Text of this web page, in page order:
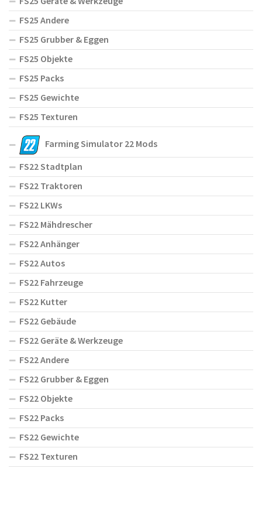
FS25 Andere
FS25 Grubber & Eggen
FS25 Objekte
FS25 Packs
FS25 Gewichte
FS25 Texturen
Farming Simulator 22 Mods
FS22 Stadtplan
FS22 Traktoren
FS22 LKWs
FS22 Mähdrescher
FS22 Anhänger
FS22 Autos
FS22 Fahrzeuge
FS22 Kutter
FS22 Gebäude
FS22 Geräte & Werkzeuge
FS22 Andere
FS22 Grubber & Eggen
FS22 Objekte
FS22 Packs
FS22 Gewichte
FS22 Texturen